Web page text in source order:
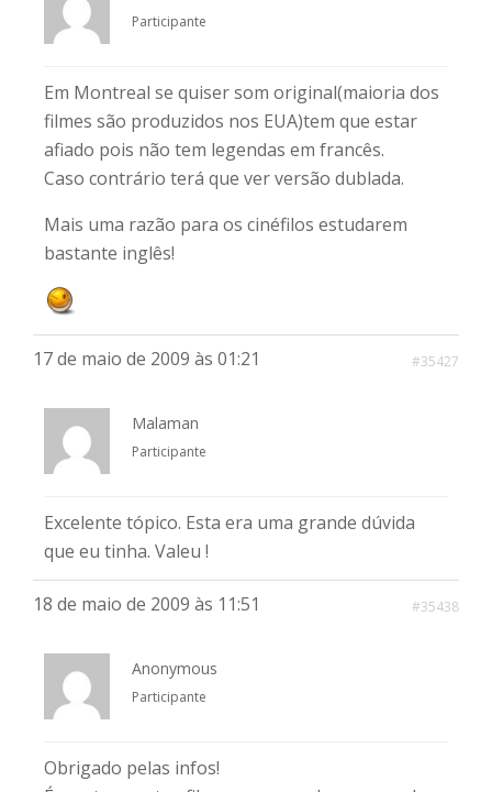
Participante
Em Montreal se quiser som original(maioria dos
filmes são produzidos nos EUA)tem que estar
afiado pois não tem legendas em francês.
Caso contrário terá que ver versão dublada.
Mais uma razão para os cinéfilos estudarem
bastante inglês!
17 de maio de 2009 às 01:21 #35427
Malaman
Participante
Excelente tópico. Esta era uma grande dúvida
que eu tinha. Valeu !
18 de maio de 2009 às 11:51 #35438
Anonymous
Participante
Obrigado pelas infos!